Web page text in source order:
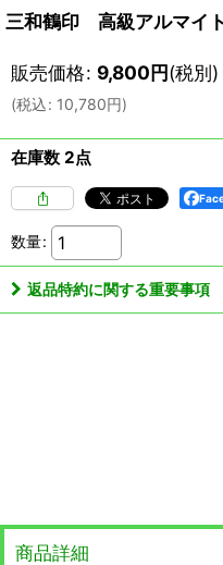
三和鶴印 高級アルマ
販売価格: 9,800円(税別)
(税込: 10,780円)
在庫数 2点
数量:
返品特約に関する重要事項
商品詳細